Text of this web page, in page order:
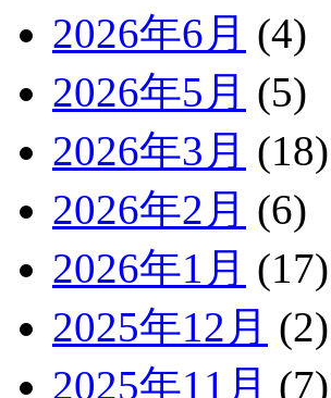
2026年6月 (4)
2026年5月 (5)
2026年3月 (18)
2026年2月 (6)
2026年1月 (17)
2025年12月 (2)
2025年11月 (7)